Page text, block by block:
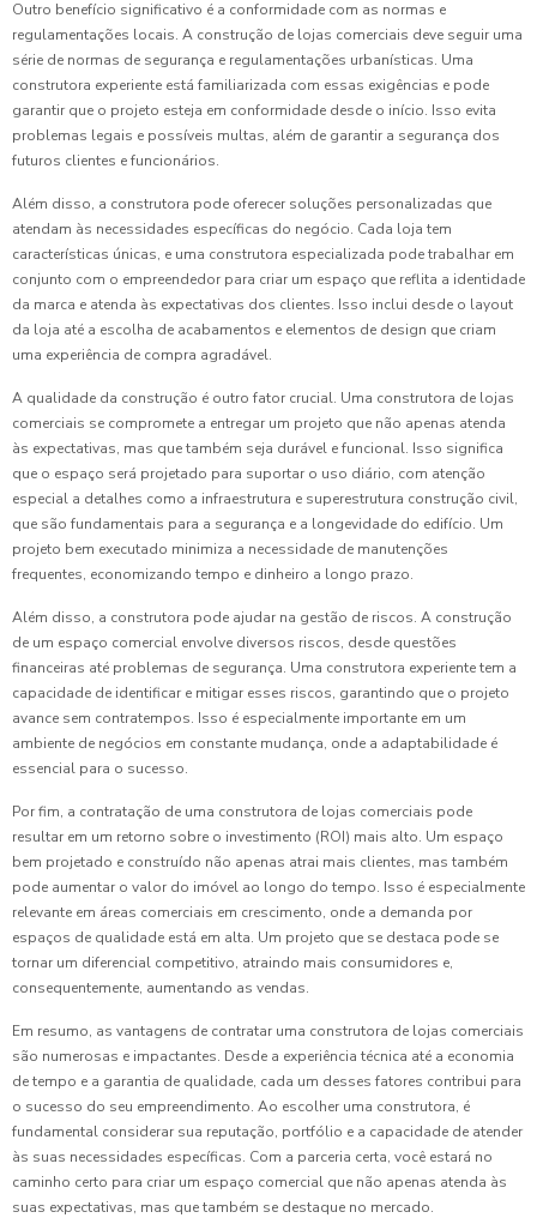
Outro benefício significativo é a conformidade com as normas e
regulamentações locais. A construção de lojas comerciais deve seguir uma
série de normas de segurança e regulamentações urbanísticas. Uma
construtora experiente está familiarizada com essas exigências e pode
garantir que o projeto esteja em conformidade desde o início. Isso evita
problemas legais e possíveis multas, além de garantir a segurança dos
futuros clientes e funcionários.
Além disso, a construtora pode oferecer soluções personalizadas que
atendam às necessidades específicas do negócio. Cada loja tem
características únicas, e uma construtora especializada pode trabalhar em
conjunto com o empreendedor para criar um espaço que reflita a identidade
da marca e atenda às expectativas dos clientes. Isso inclui desde o layout
da loja até a escolha de acabamentos e elementos de design que criam
uma experiência de compra agradável.
A qualidade da construção é outro fator crucial. Uma construtora de lojas
comerciais se compromete a entregar um projeto que não apenas atenda
às expectativas, mas que também seja durável e funcional. Isso significa
que o espaço será projetado para suportar o uso diário, com atenção
especial a detalhes como a infraestrutura e superestrutura construção civil,
que são fundamentais para a segurança e a longevidade do edifício. Um
projeto bem executado minimiza a necessidade de manutenções
frequentes, economizando tempo e dinheiro a longo prazo.
Além disso, a construtora pode ajudar na gestão de riscos. A construção
de um espaço comercial envolve diversos riscos, desde questões
financeiras até problemas de segurança. Uma construtora experiente tem a
capacidade de identificar e mitigar esses riscos, garantindo que o projeto
avance sem contratempos. Isso é especialmente importante em um
ambiente de negócios em constante mudança, onde a adaptabilidade é
essencial para o sucesso.
Por fim, a contratação de uma construtora de lojas comerciais pode
resultar em um retorno sobre o investimento (ROI) mais alto. Um espaço
bem projetado e construído não apenas atrai mais clientes, mas também
pode aumentar o valor do imóvel ao longo do tempo. Isso é especialmente
relevante em áreas comerciais em crescimento, onde a demanda por
espaços de qualidade está em alta. Um projeto que se destaca pode se
tornar um diferencial competitivo, atraindo mais consumidores e,
consequentemente, aumentando as vendas.
Em resumo, as vantagens de contratar uma construtora de lojas comerciais
são numerosas e impactantes. Desde a experiência técnica até a economia
de tempo e a garantia de qualidade, cada um desses fatores contribui para
o sucesso do seu empreendimento. Ao escolher uma construtora, é
fundamental considerar sua reputação, portfólio e a capacidade de atender
às suas necessidades específicas. Com a parceria certa, você estará no
caminho certo para criar um espaço comercial que não apenas atenda às
suas expectativas, mas que também se destaque no mercado.